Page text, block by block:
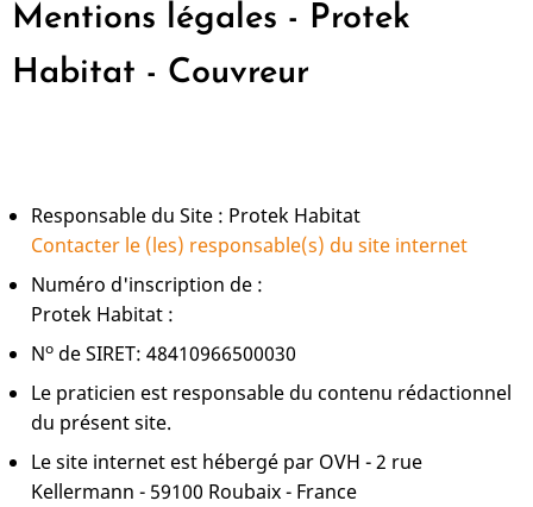
Mentions légales - Protek
Habitat - Couvreur
Responsable du Site : Protek Habitat
Contacter le (les) responsable(s) du site internet
Numéro d'inscription de :
Protek Habitat :
No de SIRET: 48410966500030
Le praticien est responsable du contenu rédactionnel
du présent site.
Le site internet est hébergé par OVH - 2 rue
Kellermann - 59100 Roubaix - France